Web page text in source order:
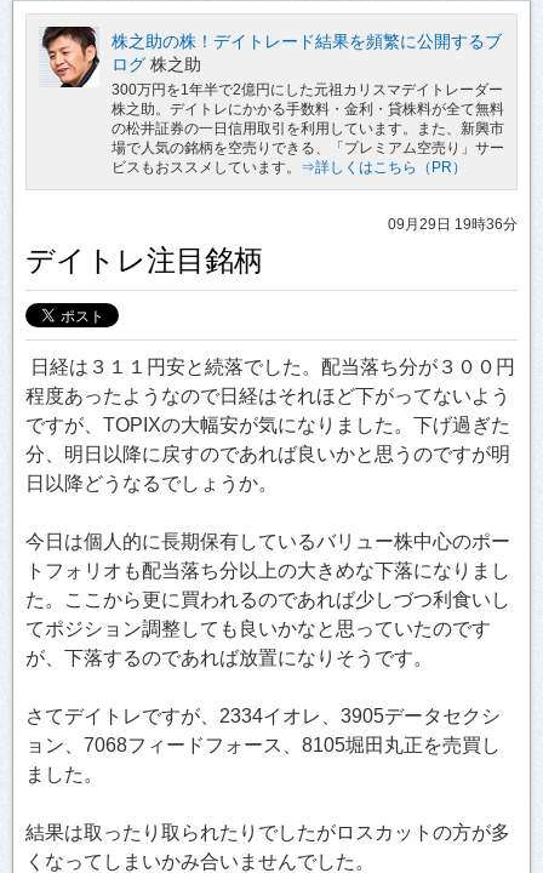
株之助の株！デイトレード結果を頻繁に公開するブ
ログ 株之助
300万円を1年半で2億円にした元祖カリスマデイトレーダー
株之助。デイトレにかかる手数料・金利・貸株料が全て無料
の松井証券の一日信用取引を利用しています。また、新興市
場で人気の銘柄を空売りできる、「プレミアム空売り」サー
ビスもおススメしています。 ⇒詳しくはこちら（PR）
09月29日 19時36分
デイトレ注目銘柄
日経は３１１円安と続落でした。配当落ち分が３００円
程度あったようなので日経はそれほど下がってないよう
ですが、TOPIXの大幅安が気になりました。下げ過ぎた
分、明日以降に戻すのであれば良いかと思うのですが明
日以降どうなるでしょうか。
今日は個人的に長期保有しているバリュー株中心のポー
トフォリオも配当落ち分以上の大きめな下落になりまし
た。ここから更に買われるのであれば少しづつ利食いし
てポジション調整しても良いかなと思っていたのです
が、下落するのであれば放置になりそうです。
さてデイトレですが、2334イオレ、3905データセクシ
ョン、7068フィードフォース、8105堀田丸正を売買し
ました。
結果は取ったり取られたりでしたがロスカットの方が多
くなってしまいかみ合いませんでした。